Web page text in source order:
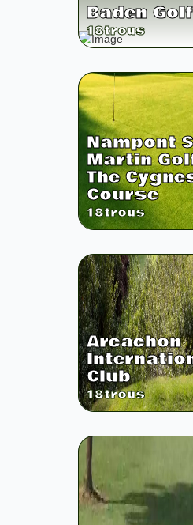
Baden
18trous
Nampont
Martin
The
Course
18trous
Arcachon
Club
18trous